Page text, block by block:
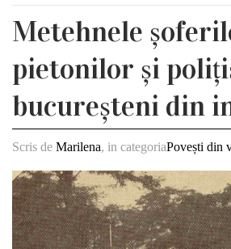
Metehnele
pietonilor și
bucureșteni din
Scris de Marilena, in categoriaPovești din